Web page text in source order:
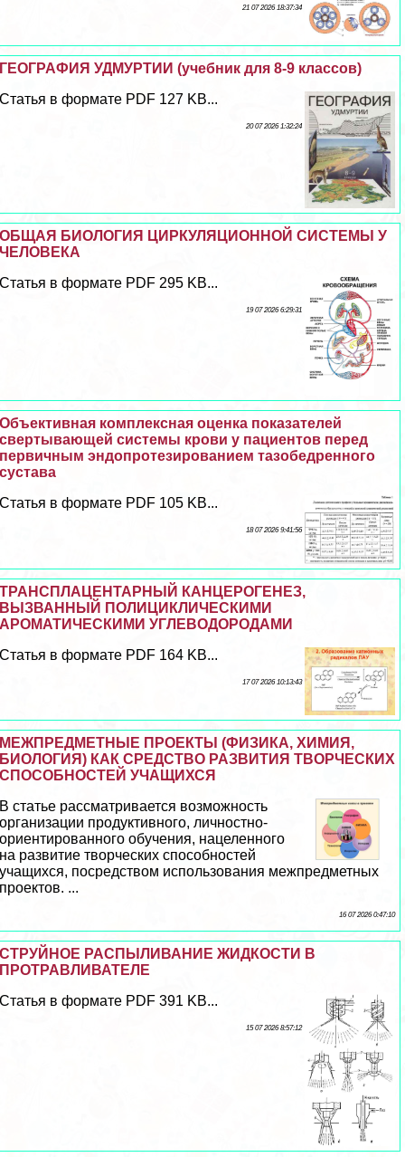
21 07 2026 18:37:34
ГЕОГРАФИЯ УДМУРТИИ (учебник для 8-9 классов)
Статья в формате PDF 127 KB...
20 07 2026 1:32:24
ОБЩАЯ БИОЛОГИЯ ЦИРКУЛЯЦИОННОЙ СИСТЕМЫ У
ЧЕЛОВЕКА
Статья в формате PDF 295 KB...
19 07 2026 6:29:31
Объективная комплексная оценка показателей
свертывающей системы крови у пациентов перед
первичным эндопротезированием тазобедренного
сустава
Статья в формате PDF 105 KB...
18 07 2026 9:41:56
ТРАНСПЛАЦЕНТАРНЫЙ КАНЦЕРОГЕНЕЗ,
ВЫЗВАННЫЙ ПОЛИЦИКЛИЧЕСКИМИ
АРОМАТИЧЕСКИМИ УГЛЕВОДОРОДАМИ
Статья в формате PDF 164 KB...
17 07 2026 10:13:43
МЕЖПРЕДМЕТНЫЕ ПРОЕКТЫ (ФИЗИКА, ХИМИЯ,
БИОЛОГИЯ) КАК СРЕДСТВО РАЗВИТИЯ ТВОРЧЕСКИХ
СПОСОБНОСТЕЙ УЧАЩИХСЯ
В статье рассматривается возможность
организации продуктивного, личностно-
ориентированного обучения, нацеленного
на развитие творческих способностей
учащихся, посредством использования межпредметных
проектов. ...
16 07 2026 0:47:10
СТРУЙНОЕ РАСПЫЛИВАНИЕ ЖИДКОСТИ В
ПРОТРАВЛИВАТЕЛЕ
Статья в формате PDF 391 KB...
15 07 2026 8:57:12